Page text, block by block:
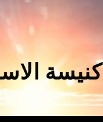
كنيسة